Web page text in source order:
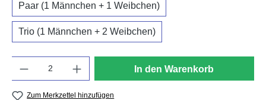
Paar (1 Männchen + 1 Weibchen)
Trio (1 Männchen + 2 Weibchen)
In den Warenkorb
Zum Merkzettel hinzufügen